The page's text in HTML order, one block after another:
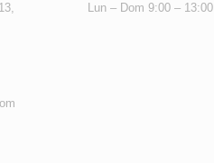
Lun – Dom 9:00 – 13:00